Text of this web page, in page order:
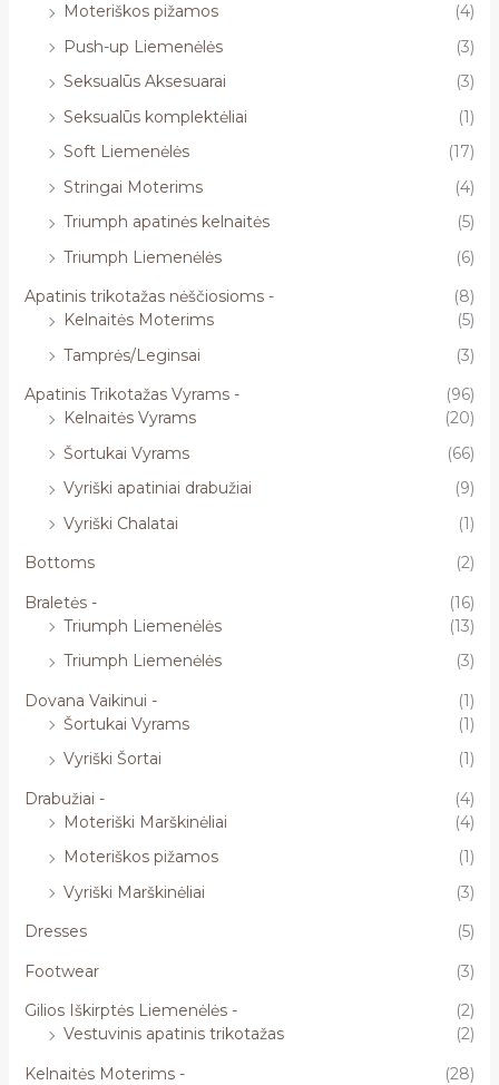
Moteriškos pižamos
(4)
Push-up Liemenėlės
(3)
Seksualūs Aksesuarai
(3)
Seksualūs komplektėliai
(1)
Soft Liemenėlės
(17)
Stringai Moterims
(4)
Triumph apatinės kelnaitės
(5)
Triumph Liemenėlės
(6)
Apatinis trikotažas nėščiosioms -
(8)
Kelnaitės Moterims
(5)
Tamprės/Leginsai
(3)
Apatinis Trikotažas Vyrams -
(96)
Kelnaitės Vyrams
(20)
Šortukai Vyrams
(66)
Vyriški apatiniai drabužiai
(9)
Vyriški Chalatai
(1)
Bottoms
(2)
Braletės -
(16)
Triumph Liemenėlės
(13)
Triumph Liemenėlės
(3)
Dovana Vaikinui -
(1)
Šortukai Vyrams
(1)
Vyriški Šortai
(1)
Drabužiai -
(4)
Moteriški Marškinėliai
(4)
Moteriškos pižamos
(1)
Vyriški Marškinėliai
(3)
Dresses
(5)
Footwear
(3)
Gilios Iškirptės Liemenėlės -
(2)
Vestuvinis apatinis trikotažas
(2)
Kelnaitės Moterims -
(28)